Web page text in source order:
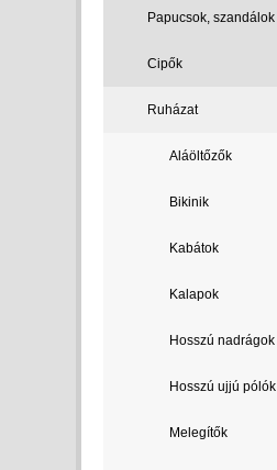
Papucsok, szandálok
Cipők
Ruházat
Aláöltőzők
Bikinik
Kabátok
Kalapok
Hosszú nadrágok
Hosszú ujjú pólók
Melegítők